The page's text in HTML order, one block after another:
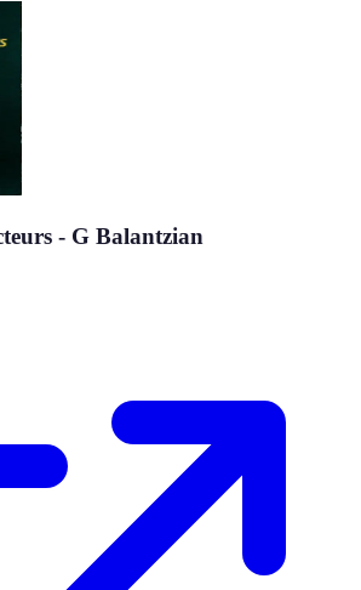
- G Balantzian